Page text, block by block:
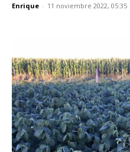
Enrique - 11 noviembre 2022, 05:35